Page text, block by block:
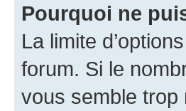
Pourquoi ne
La limite
forum. Si le
vous semble trop